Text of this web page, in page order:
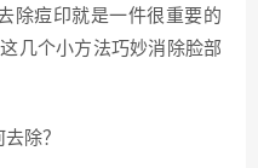
除痘印就是一件很重要的
几个小方法巧妙消除脸部